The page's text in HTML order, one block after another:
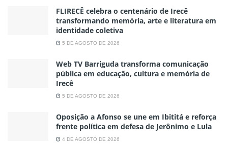
FLIRECÊ celebra o centenário de Irecê
transformando memória, arte e literatura em
identidade coletiva
5 DE AGOSTO DE 2026
Web TV Barriguda transforma comunicação
pública em educação, cultura e memória de
Irecê
5 DE AGOSTO DE 2026
Oposição a Afonso se une em Ibititá e reforça
frente política em defesa de Jerônimo e Lula
4 DE AGOSTO DE 2026